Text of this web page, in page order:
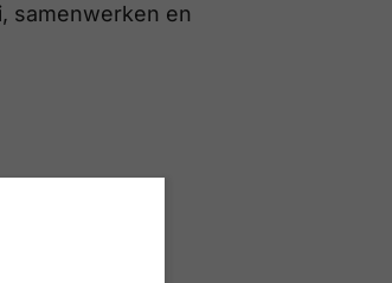
samenwerken en